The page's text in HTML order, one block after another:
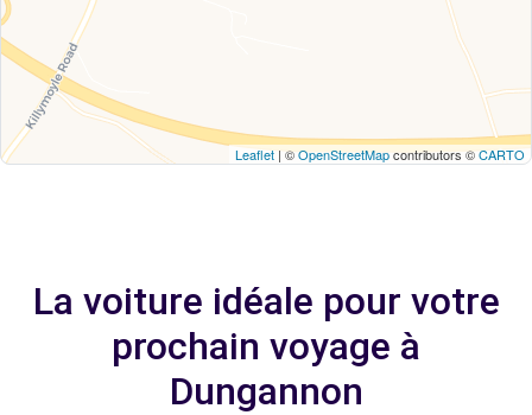
Leaflet| ©OpenStreetMapcontributors ©CARTO
La voiture idéale pour votre
prochain voyage à
Dungannon